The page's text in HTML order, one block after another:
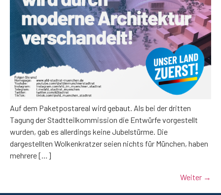
Auf dem Paketpostareal wird gebaut. Als bei der dritten
Tagung der Stadtteilkommission die Entwürfe vorgestellt
wurden, gab es allerdings keine Jubelstürme. Die
dargestellten Wolkenkratzer seien nichts für München, haben
mehrere […]
Weiter →